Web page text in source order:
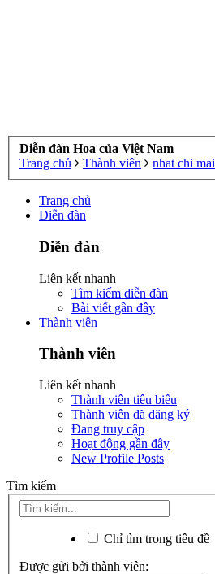
Diễn đàn Hoa của Việt Nam
Trang chủ
Thành viên nhat chi mai
Trang chủ
Diễn đàn
Diễn đàn
Liên kết nhanh
Tìm kiếm diễn đàn
Bài viết gần đây
Thành viên
Thành viên
Liên kết nhanh
Thành viên tiêu biểu
Thành viên đã đăng ký
Đang truy cập
Hoạt động gần đây
New Profile Posts
Tìm kiếm
Chỉ tìm trong tiêu đề
Được gửi bởi thành viên: